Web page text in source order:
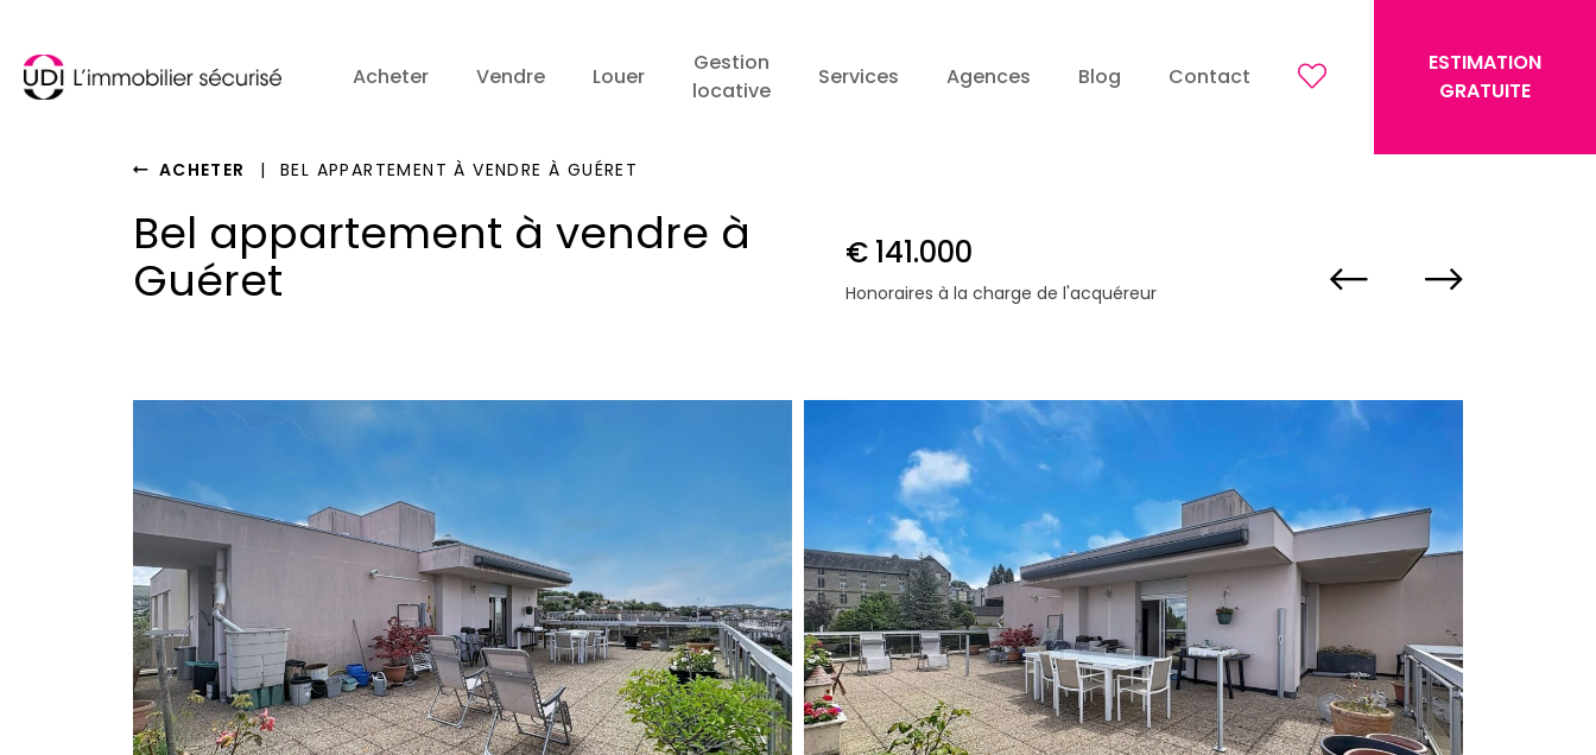
Acheter Vendre Louer
Gestion
locative
Services Agences Blog Contact
ESTIMATION
GRATUITE
ACHETER | BEL APPARTEMENT À VENDRE À GUÉRET
Bel appartement à vendre à
Guéret € 141.000
Honoraires à la charge de l'acquéreur